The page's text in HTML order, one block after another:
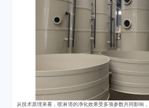
从技术原理来看，喷淋塔的净化效果受多项参数共同影响